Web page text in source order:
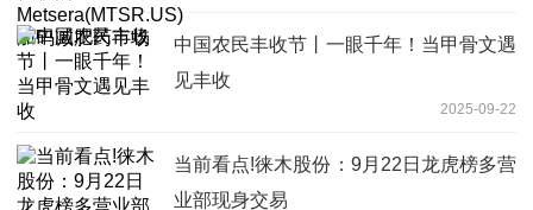
中国农民丰收节丨一眼千年！当甲骨文遇
见丰收
2025-09-22
当前看点!徕木股份：9月22日龙虎榜多营
业部现身交易